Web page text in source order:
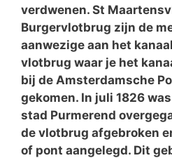
verdwenen. St
Burgervlotbrug zijn de
aanwezige aan het
vlotbrug waar je het
bij de Amsterdamsche
gekomen. In juli 1826
stad Purmerend
de vlotbrug afgebroken
of pont aangelegd. Dit